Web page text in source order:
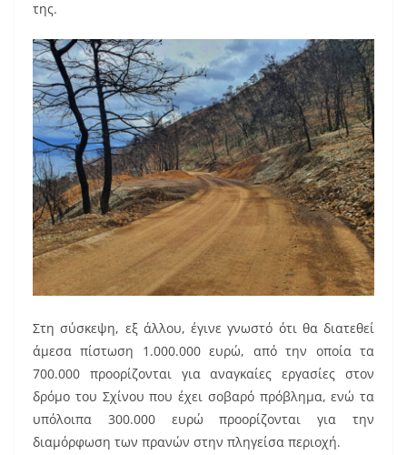
της.
Στη σύσκεψη, εξ άλλου, έγινε γνωστό ότι θα διατεθεί
άμεσα πίστωση 1.000.000 ευρώ, από την οποία τα
700.000 προορίζονται για αναγκαίες εργασίες στον
δρόμο του Σχίνου που έχει σοβαρό πρόβλημα, ενώ τα
υπόλοιπα 300.000 ευρώ προορίζονται για την
διαμόρφωση των πρανών στην πληγείσα περιοχή.